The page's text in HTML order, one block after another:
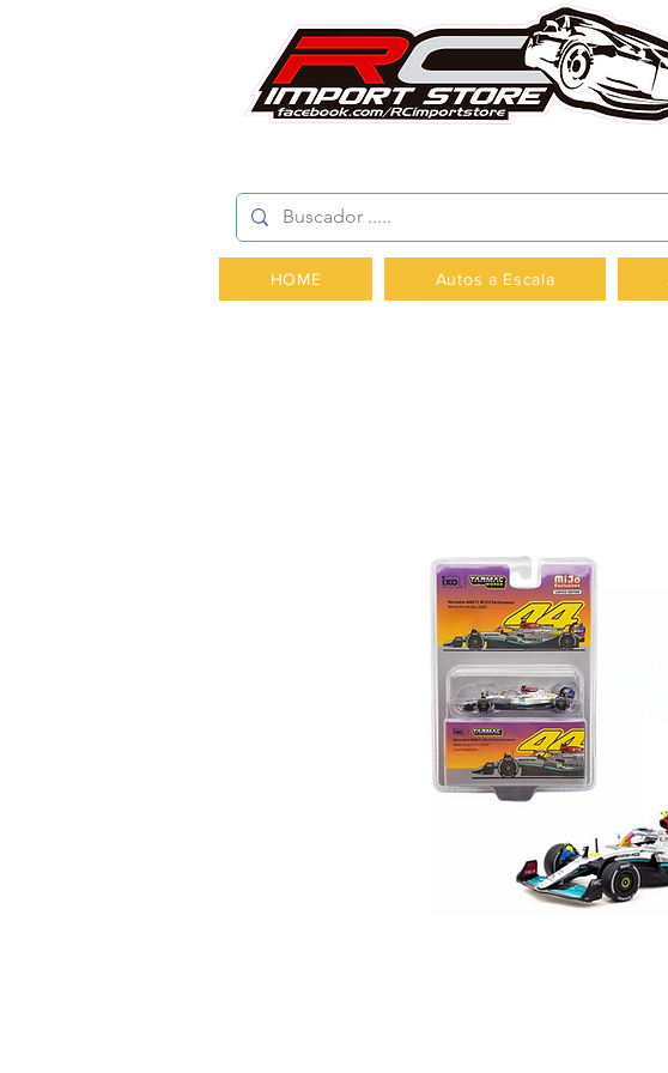
HOME Autos a Escala